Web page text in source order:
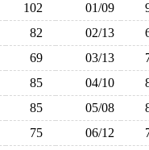
102 01/09
82 02/13
69 03/13
85 04/10
85 05/08
75 06/12